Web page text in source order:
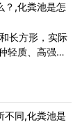
？,化粪池是怎
长方形，实际
轻质、高强、
树脂基体重的
不同,化粪池是